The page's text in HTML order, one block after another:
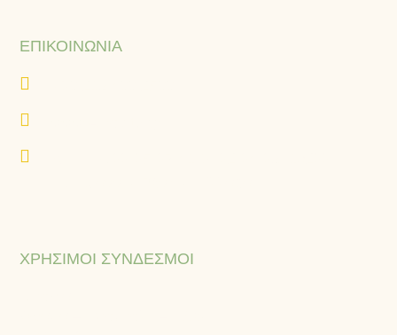
ΕΠΙΚΟΙΝΩΝΊΑ
ΧΡΉΣΙΜΟΙ ΣΎΝΔΕΣΜΟΙ